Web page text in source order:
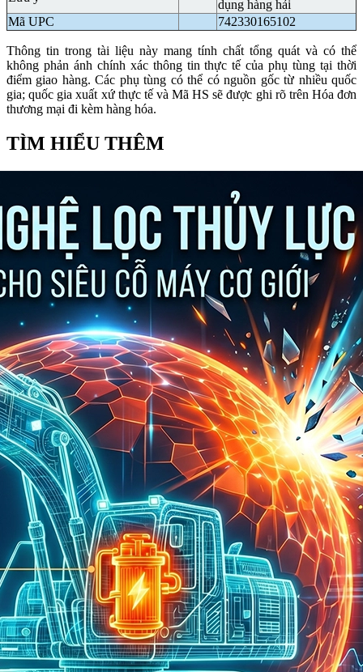
dụng hàng hải
Mã UPC
742330165102
Thông tin trong tài liệu này mang tính chất tổng quát và có thể
không phản ánh chính xác thông tin thực tế của phụ tùng tại thời
điểm giao hàng. Các phụ tùng có thể có nguồn gốc từ nhiều quốc
gia; quốc gia xuất xứ thực tế và Mã HS sẽ được ghi rõ trên Hóa đơn
thương mại đi kèm hàng hóa.
TÌM HIỂU THÊM